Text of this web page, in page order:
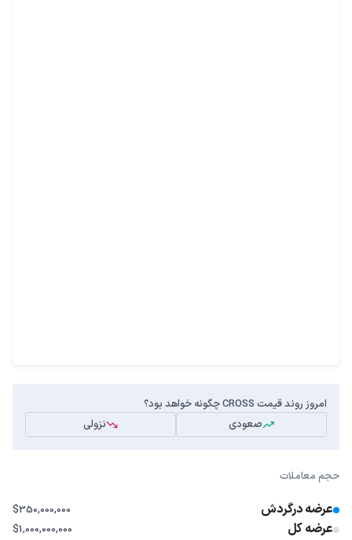
امروز روند قیمت CROSS چگونه خواهد بود؟
صعودی
نزولی
حجم معاملات
عرضه درگردش $350,000,000
عرضه کل $1,000,000,000